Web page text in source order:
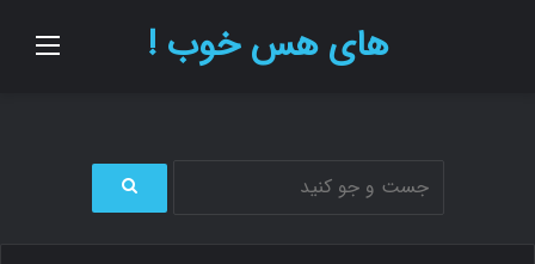
های هس خوب !
ج